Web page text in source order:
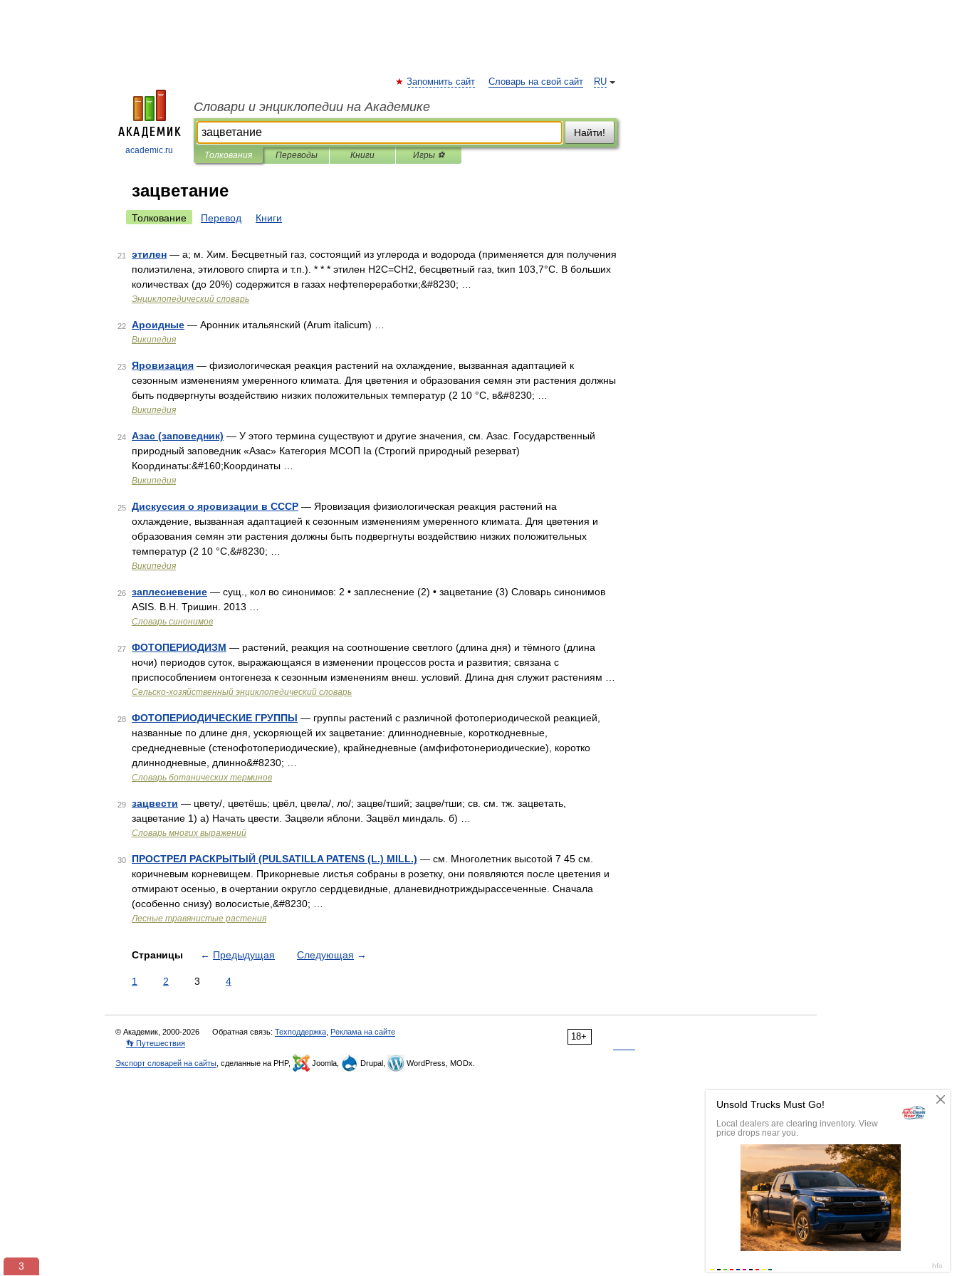
academic.ru
RU
Запомнить сайт Словарь на свой сайт
Словари и энциклопедии на Академике
Найти!
Толкования Переводы Книги Игры ⚽
зацветание
Толкование Перевод Книги
21 этилен — а; м. Хим. Бесцветный газ, состоящий из углерода и водорода (применяется для получения
полиэтилена, этилового спирта и т.п.). * * * этилен Н2С=СН2, бесцветный газ, tкип 103,7°C. В больших
количествах (до 20%) содержится в газах нефтепереработки;&#8230; …
Энциклопедический словарь
22 Ароидные — Аронник итальянский (Arum italicum) …
Википедия
23 Яровизация — физиологическая реакция растений на охлаждение, вызванная адаптацией к
сезонным изменениям умеренного климата. Для цветения и образования семян эти растения должны
быть подвергнуты воздействию низких положительных температур (2 10 °C, в&#8230; …
Википедия
24 Азас (заповедник) — У этого термина существуют и другие значения, см. Азас. Государственный
природный заповедник «Азас» Категория МСОП Ia (Строгий природный резерват)
Координаты:&#160;Координаты …
Википедия
25 Дискуссия о яровизации в СССР — Яровизация физиологическая реакция растений на
охлаждение, вызванная адаптацией к сезонным изменениям умеренного климата. Для цветения и
образования семян эти растения должны быть подвергнуты воздействию низких положительных
температур (2 10 °C,&#8230; …
Википедия
26 заплесневение — сущ., кол во синонимов: 2 • заплеснение (2) • зацветание (3) Словарь синонимов
ASIS. В.Н. Тришин. 2013 …
Словарь синонимов
27 ФОТОПЕРИОДИЗМ — растений, реакция на соотношение светлого (длина дня) и тёмного (длина
ночи) периодов суток, выражающаяся в изменении процессов роста и развития; связана с
приспособлением онтогенеза к сезонным изменениям внеш. условий. Длина дня служит растениям …
Сельско-хозяйственный энциклопедический словарь
28 ФОТОПЕРИОДИЧЕСКИЕ ГРУППЫ — группы растений с различной фотопериодической реакцией,
названные по длине дня, ускоряющей их зацветание: длиннодневные, короткодневные,
среднедневные (стенофотопериодические), крайнедневные (амфифотонериодические), коротко
длиннодневные, длинно&#8230; …
Словарь ботанических терминов
29 зацвести — цвету/, цветёшь; цвёл, цвела/, ло/; зацве/тший; зацве/тши; св. см. тж. зацветать,
зацветание 1) а) Начать цвести. Зацвели яблони. Зацвёл миндаль. б) …
Словарь многих выражений
30 ПРОСТРЕЛ РАСКРЫТЫЙ (PULSATILLA PATENS (L.) MILL.) — см. Многолетник высотой 7 45 см.
коричневым корневищем. Прикорневые листья собраны в розетку, они появляются после цветения и
отмирают осенью, в очертании округло сердцевидные, дланевиднотриждырассеченные. Сначала
(особенно снизу) волосистые,&#8230; …
Лесные травянистые растения
Страницы ← Предыдущая Следующая →
1 2 3 4
18+
© Академик, 2000-2026 Обратная связь: Техподдержка Реклама на сайте
👣 Путешествия
Экспорт словарей на сайты , сделанные на PHP, Joomla, Drupal, WordPress, MODx.
3